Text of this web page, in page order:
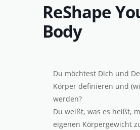
ReShape
Body
Du möchtest Dich und
Körper definieren und
werden?
Du weißt, was es heißt,
eigenen Körpergewicht